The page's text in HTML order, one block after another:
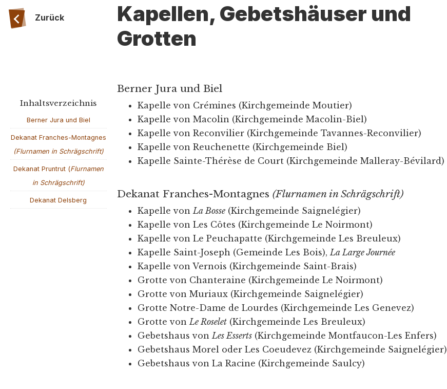
Zurück
Kapellen, Gebetshäuser und
Grotten
Inhaltsverzeichnis
Berner Jura und Biel
Dekanat Franches-Montagnes
(Flurnamen in Schrägschrift)
Dekanat Pruntrut (Flurnamen
in Schrägschrift)
Dekanat Delsberg
Berner Jura und Biel
Kapelle von Crémines (Kirchgemeinde Moutier)
Kapelle von Macolin (Kirchgemeinde Macolin-Biel)
Kapelle von Reconvilier (Kirchgemeinde Tavannes-Reconvilier)
Kapelle von Reuchenette (Kirchgemeinde Biel)
Kapelle Sainte-Thérèse de Court (Kirchgemeinde Malleray-Bévilard)
Dekanat Franches-Montagnes(Flurnamen in Schrägschrift)
Kapelle von La Bosse (Kirchgemeinde Saignelégier)
Kapelle von Les Côtes (Kirchgemeinde Le Noirmont)
Kapelle von Le Peuchapatte (Kirchgemeinde Les Breuleux)
Kapelle Saint-Joseph (Gemeinde Les Bois), La Large Journée
Kapelle von Vernois (Kirchgemeinde Saint-Brais)
Grotte von Chanteraine (Kirchgemeinde Le Noirmont)
Grotte von Muriaux (Kirchgemeinde Saignelégier)
Grotte Notre-Dame de Lourdes (Kirchgemeinde Les Genevez)
Grotte von Le Roselet (Kirchgemeinde Les Breuleux)
Gebetshaus von Les Esserts (Kirchgemeinde Montfaucon-Les Enfers)
Gebetshaus Morel oder Les Coeudevez (Kirchgemeinde Saignelégier)
Gebetshaus von La Racine (Kirchgemeinde Saulcy)